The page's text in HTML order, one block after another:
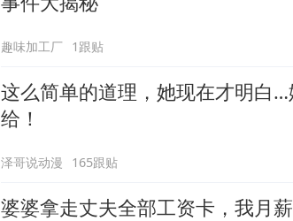
趣味加工厂 1跟贴
这么简单的道理，她现在才明白
给！
泽哥说动漫 165跟贴
婆婆拿走丈夫全部工资卡，我月